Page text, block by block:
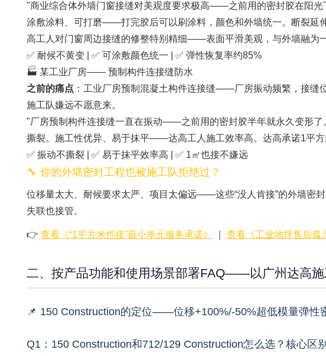
"商业综合体外墙门窗接缝对美观度要求极高——之前用的密封胶在阳
涂敷涂料、可打磨——打完胶后可以刷涂料，颜色和外墙统一。断裂
高工人对门窗周边接缝的修整特别精细——表面平滑美观，与外墙融为
✅ 耐候不黄变 | ✅ 可涂敷颜色统一 | ✅ 弹性恢复率约85%
🏭 某工业厂房—— 预制构件连接缝防水
之前的痛点 ：工业厂房预制混凝土构件连接缝——厂房振动频繁，接
施工队嫌远不愿意来。
"厂房预制构件连接缝一直在振动——之前用的密封胶半年就永久变形
撕裂。施工性优异、易于抹平——达高工人施工效率高。达高承诺1
✅ 振动不撕裂 | ✅ 易于抹平效率高 | ✅ 1㎡也接不嫌远
🔧 你的外墙密封工程也被施工队拒绝过？
位移量太大、耐候要求太严、项目太偏远——这些“没人肯接”的外墙密
失联也接管。
👉查看《“1平方米也接”最小单元服务承诺》 ｜查看《工业地坪售后孤
二、按产品功能和使用场景部署FAQ——以广州达高
📌 150 Construction的定位——位移+100%/-50%超低模量弹性
Q1：150 Construction和712/129 Construction怎么选？核心区